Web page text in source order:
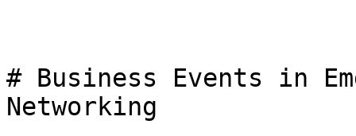
# Business Events in
Networking